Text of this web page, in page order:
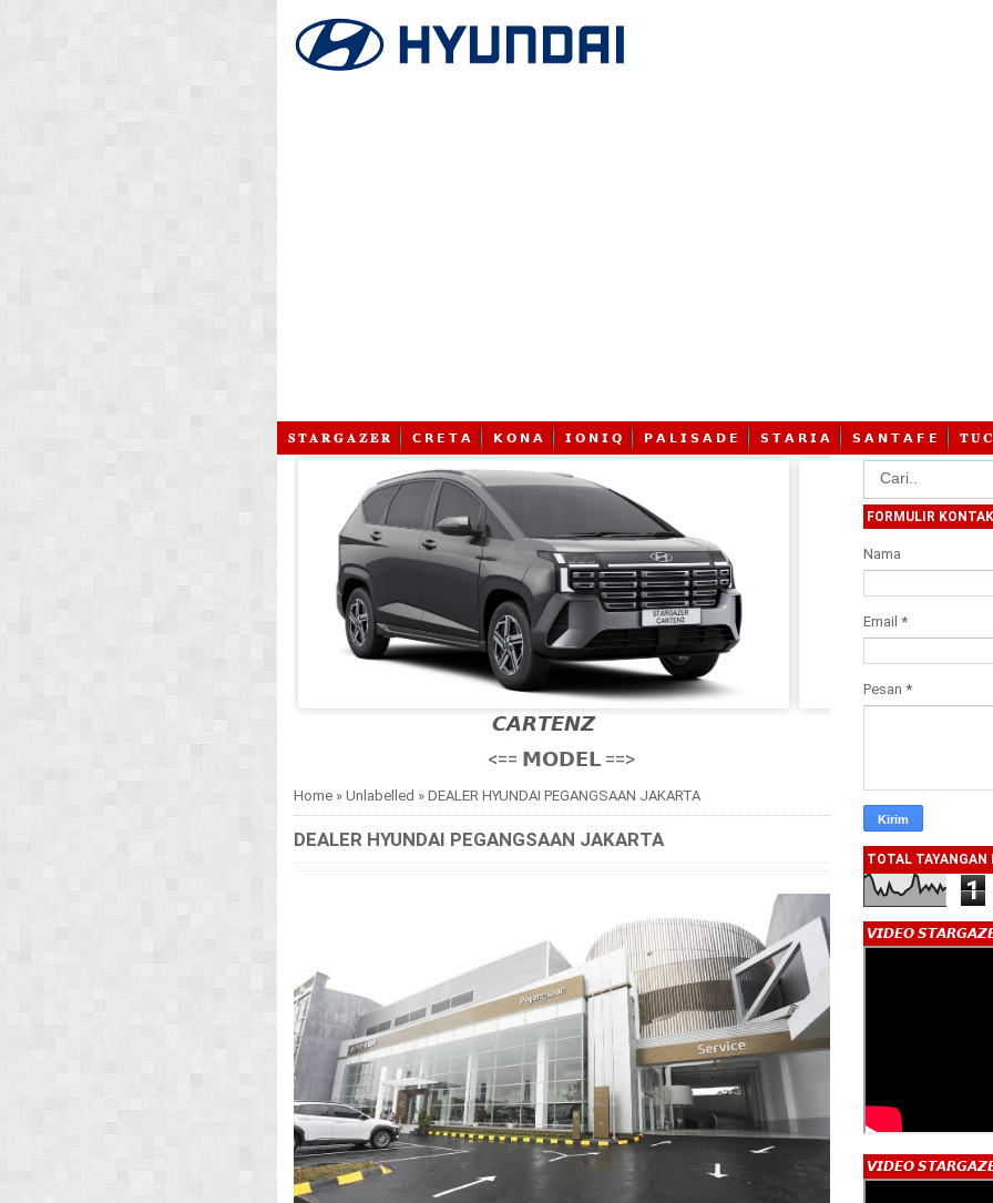
𝐒 𝐓 𝐀 𝐑 𝐆 𝐀 𝐙 𝐄 𝐑 𝗖 𝗥 𝗘 𝗧 𝗔 𝗞 𝗢 𝗡 𝗔 𝗜 𝗢 𝗡 𝗜 𝗤 𝗣 𝗔 𝗟 𝗜 𝗦 𝗔 𝗗 𝗘 𝗦 𝗧 𝗔 𝗥 𝗜 𝗔 𝗦 𝗔 𝗡 𝗧 𝗔 𝗙 𝗘 𝐓 𝐔
𝘾𝘼𝙍𝙏𝙀𝙉𝙕
<== 𝗠𝗢𝗗𝗘𝗟 ==>
Home» Unlabelled » DEALER HYUNDAI PEGANGSAAN JAKARTA
DEALER HYUNDAI PEGANGSAAN JAKARTA
FORMULIR KONTAK
Nama
Email *
Pesan *
TOTAL TAYANGAN
1
𝙑𝙄𝘿𝙀𝙊
𝙑𝙄𝘿𝙀𝙊